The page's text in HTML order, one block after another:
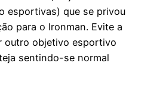
esportivas) que se privou
para o Ironman. Evite a
outro objetivo esportivo
sentindo-se normal